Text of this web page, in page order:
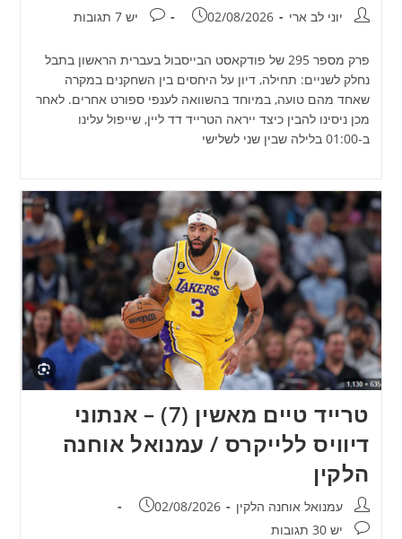
מחבר:יוני לב ארי פורסם:
02/08/2026 תגובות:
יש 7 תגובות
פרק מספר 295 של פודקאסט הבייסבול בעברית הראשון בתבל
נחלק לשניים: תחילה, דיון על היחסים בין השחקנים במקרה
שאחד מהם טועה, במיוחד בהשוואה לענפי ספורט אחרים. לאחר
מכן ניסינו להבין כיצד ייראה הטרייד דד ליין, שייפול עלינו
ב-01:00 בלילה שבין שני לשלישי
טרייד טיים מאשין (7) – אנתוני
דיוויס ללייקרס / עמנואל אוחנה
הלקין
מחבר:עמנואל אוחנה הלקין פורסם:
02/08/2026
תגובות:
יש 30 תגובות